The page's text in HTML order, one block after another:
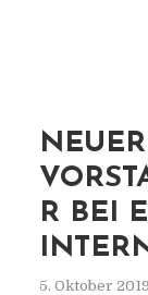
NEUER
R BEI
5. Oktober 2019